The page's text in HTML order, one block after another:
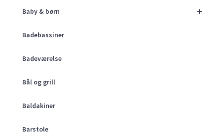
+
Baby & børn
Badebassiner
Badeværelse
Bål og grill
Baldakiner
Barstole